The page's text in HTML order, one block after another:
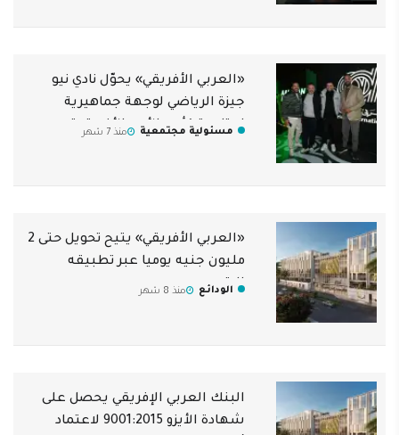
«العربي الأفريقي» يحوّل نادي نيو
جيزة الرياضي لوجهة جماهيرية
لمتابعة كأس الأمم الأفريقية
مسئولية مجتمعية منذ 7 شهر
«العربي الأفريقي» يتيح تحويل حتى 2
مليون جنيه يوميا عبر تطبيقه
الرقمي
الودائع منذ 8 شهر
البنك العربي الإفريقي يحصل على
شهادة الأيزو 9001:2015 لاعتماد